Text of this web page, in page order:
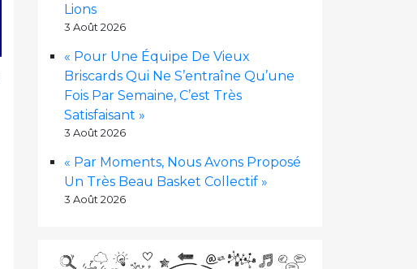
Lions
3 Août 2026
« Pour Une Équipe De Vieux
Briscards Qui Ne S’entraîne Qu’une
Fois Par Semaine, C’est Très
Satisfaisant »
3 Août 2026
« Par Moments, Nous Avons Proposé
Un Très Beau Basket Collectif »
3 Août 2026